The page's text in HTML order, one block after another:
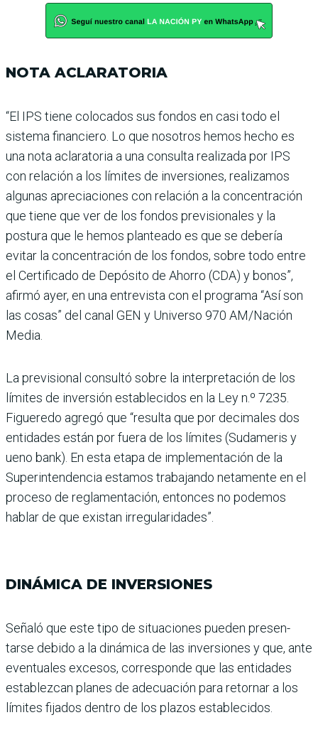
NOTA ACLARATORIA
“El IPS tiene colocados sus fondos en casi todo el
sistema financiero. Lo que nosotros hemos hecho es
una nota aclaratoria a una consulta realizada por IPS
con rela­ción a los límites de inver­siones, realizamos
algunas apreciaciones con relación a la concentración
que tiene que ver de los fondos previ­sionales y la
postura que le hemos planteado es que se debería
evitar la concen­tración de los fondos, sobre todo entre
el Certificado de Depósito de Ahorro (CDA) y bonos”,
afirmó ayer, en una entrevista con el programa “Así son
las cosas” del canal GEN y Universo 970 AM/Nación
Media.
La previsional consultó sobre la interpretación de los
lími­tes de inversión establecidos en la Ley n.º 7235.
Figueredo agregó que “resulta que por decimales dos
entidades están por fuera de los lími­tes (Sudameris y
ueno bank). En esta etapa de implemen­tación de la
Superinten­dencia estamos trabajando netamente en el
proceso de reglamentación, entonces no podemos
hablar de que exis­tan irregularidades”.
DINÁMICA DE INVERSIONES
Señaló que este tipo de situaciones pueden presen­
tarse debido a la dinámica de las inversiones y que, ante
eventuales excesos, corres­ponde que las entidades
establezcan planes de ade­cuación para retornar a los
límites fijados dentro de los plazos establecidos.